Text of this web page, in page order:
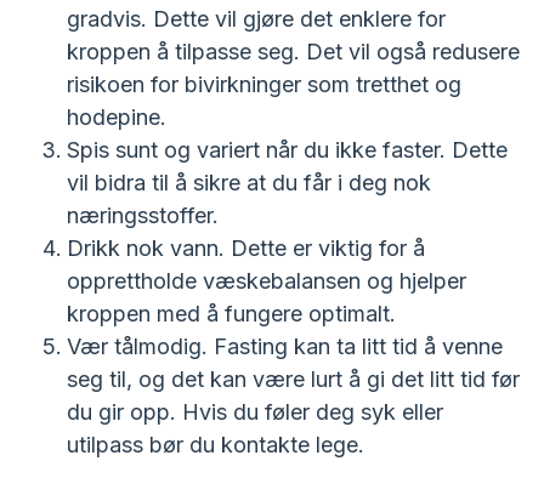
gradvis. Dette vil gjøre det enklere for
kroppen å tilpasse seg. Det vil også redusere
risikoen for bivirkninger som tretthet og
hodepine.
Spis sunt og variert når du ikke faster. Dette
vil bidra til å sikre at du får i deg nok
næringsstoffer.
Drikk nok vann. Dette er viktig for å
opprettholde væskebalansen og hjelper
kroppen med å fungere optimalt.
Vær tålmodig. Fasting kan ta litt tid å venne
seg til, og det kan være lurt å gi det litt tid før
du gir opp. Hvis du føler deg syk eller
utilpass bør du kontakte lege.